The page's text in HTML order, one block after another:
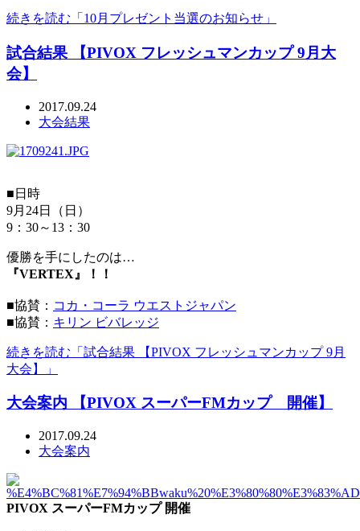
続きを読む「10月プレゼント当選のお知らせ」
試合結果 【PIVOX フレッシュマンカップ 9月大
会】
2017.09.24
大会結果
■日時
9月24日（日）
9：30～13：30
優勝を手にしたのは…
『VERTEX』！！
■協賛： コカ・コーラ ウエストジャパン
■協賛： キリン ビバレッジ
続きを読む「試合結果 【PIVOX フレッシュマンカップ 9月
大会】」
大会案内 【PIVOX スーパーFMカップ 開催】
2017.09.24
大会案内
PIVOX スーパーFMカップ 開催